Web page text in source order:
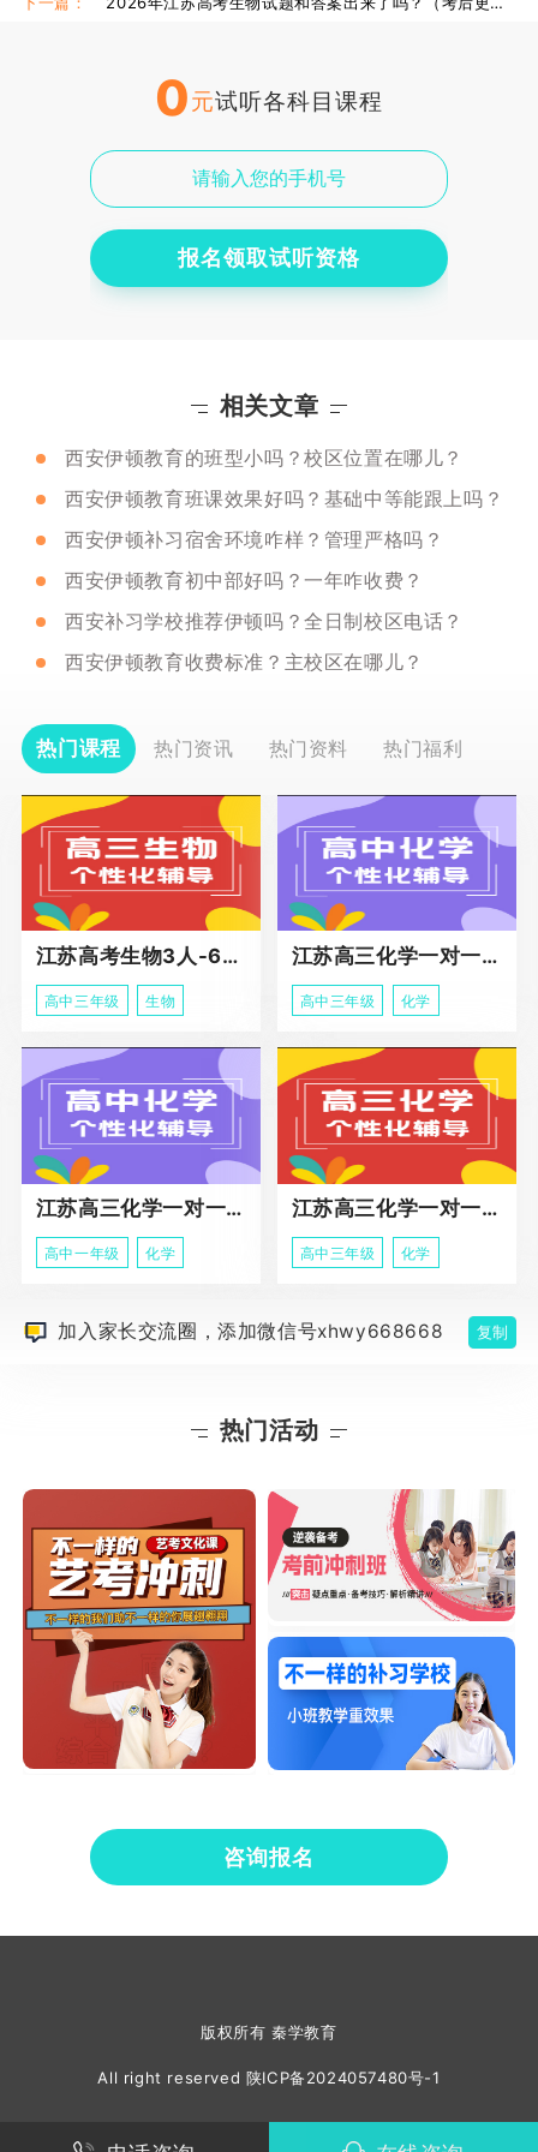
0元试听各科目课程
报名领取试听资格
相关文章
西安伊顿教育的班型小吗？校区位置在哪儿？
西安伊顿教育班课效果好吗？基础中等能跟上吗？
西安伊顿补习宿舍环境咋样？管理严格吗？
西安伊顿教育初中部好吗？一年咋收费？
西安补习学校推荐伊顿吗？全日制校区电话？
西安伊顿教育收费标准？主校区在哪儿？
热门课程 热门资讯 热门资料 热门福利
江苏高考生物3人-6人小班助力课程
高中三年级 生物
江苏高三化学一对一个性化冲刺辅导
高中三年级 化学
江苏高三化学一对一个性化辅导
高中一年级 化学
江苏高三化学一对一冲刺辅导课程
高中三年级 化学
加入家长交流圈，添加微信号xhwy668668 复制
热门活动
咨询报名
版权所有 秦学教育
All right reserved 陕ICP备2024057480号-1